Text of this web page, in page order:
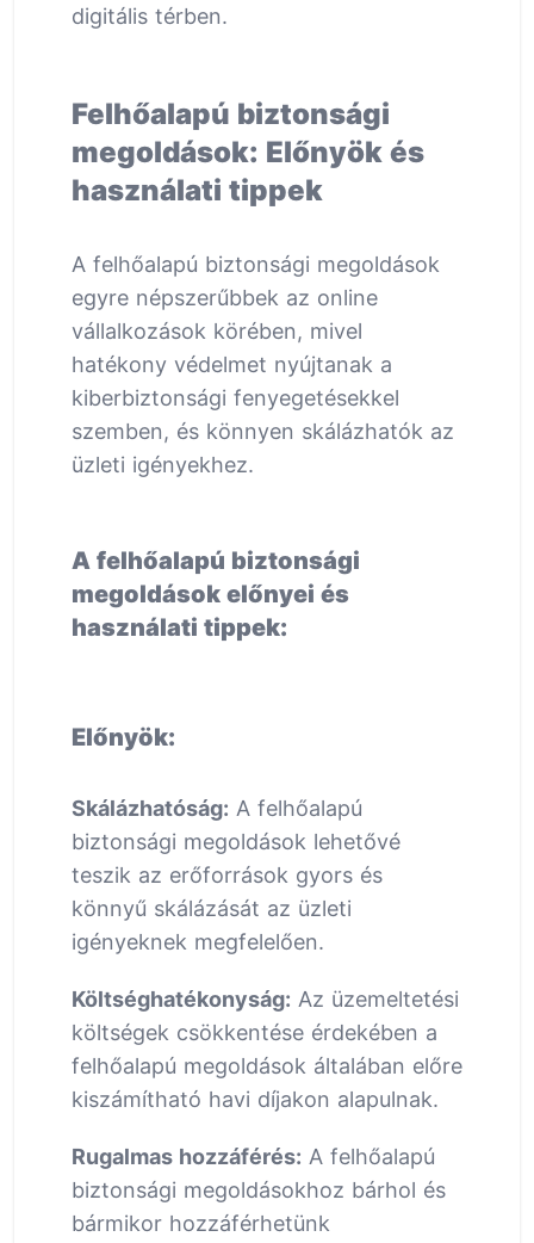
digitális térben.
Felhőalapú biztonsági
megoldások: Előnyök és
használati tippek
A felhőalapú biztonsági megoldások
egyre népszerűbbek az online
vállalkozások körében, mivel
hatékony védelmet nyújtanak a
kiberbiztonsági fenyegetésekkel
szemben, és könnyen skálázhatók az
üzleti igényekhez.
A felhőalapú biztonsági
megoldások előnyei és
használati tippek:
Előnyök:
Skálázhatóság: A felhőalapú
biztonsági megoldások lehetővé
teszik az erőforrások gyors és
könnyű skálázását az üzleti
igényeknek megfelelően.
Költséghatékonyság: Az üzemeltetési
költségek csökkentése érdekében a
felhőalapú megoldások általában előre
kiszámítható havi díjakon alapulnak.
Rugalmas hozzáférés: A felhőalapú
biztonsági megoldásokhoz bárhol és
bármikor hozzáférhetünk